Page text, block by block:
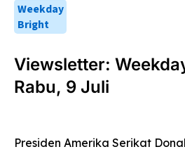
Weekday
Bright
Viewsletter:
Rabu, 9 Juli
Presiden Amerika Serikat